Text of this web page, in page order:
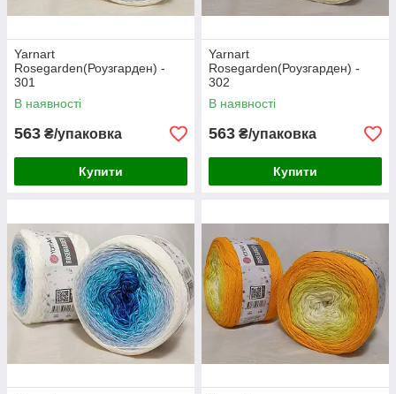
Yarnart
Rosegarden(Роузгарден) -
301
В наявності
563 ₴/упаковка
Купити
Yarnart
Rosegarden(Роузгарден) -
302
В наявності
563 ₴/упаковка
Купити